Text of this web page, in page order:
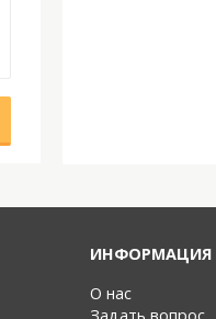
ИНФОРМАЦИЯ
О нас